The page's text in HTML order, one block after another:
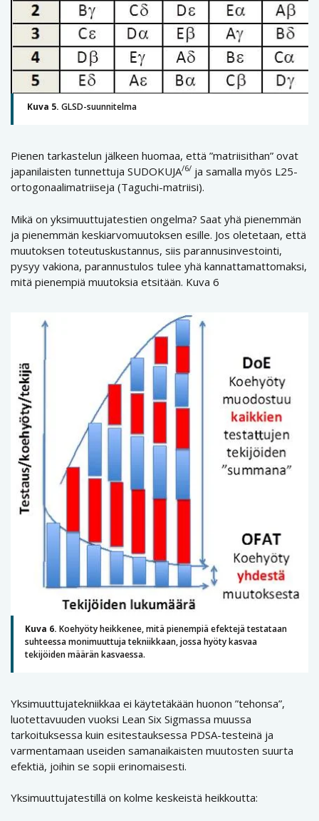
Kuva 5. GLSD-suunnitelma
Pienen tarkastelun jälkeen huomaa, että ”matriisithan” ovat
japanilaisten tunnettuja SUDOKUJA/6/ ja samalla myös L25-
ortogonaalimatriiseja (Taguchi-matriisi).
Mikä on yksimuuttujatestien ongelma? Saat yhä pienemmän
ja pienemmän keskiarvomuutoksen esille. Jos oletetaan, että
muutoksen toteutuskustannus, siis parannusinvestointi,
pysyy vakiona, parannustulos tulee yhä kannattamattomaksi,
mitä pienempiä muutoksia etsitään. Kuva 6
Kuva 6. Koehyöty heikkenee, mitä pienempiä efektejä testataan
suhteessa monimuuttuja tekniikkaan, jossa hyöty kasvaa
tekijöiden määrän kasvaessa.
Yksimuuttujatekniikkaa ei käytetäkään huonon ”tehonsa”,
luotettavuuden vuoksi Lean Six Sigmassa muussa
tarkoituksessa kuin esitestauksessa PDSA-testeinä ja
varmentamaan useiden samanaikaisten muutosten suurta
efektiä, joihin se sopii erinomaisesti.
Yksimuuttujatestillä on kolme keskeistä heikkoutta: